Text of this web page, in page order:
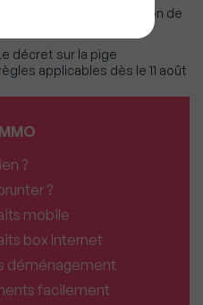
vos droits si votre location de
décret sur la pige
applicables dès le 11 août
?
?
mobile
box Internet
déménagement
facilement